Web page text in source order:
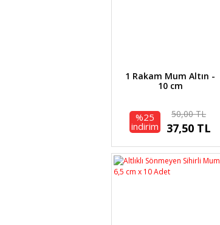
1 Rakam Mum Altın -
10 cm
%25
indirim
50,00 TL
37,50 TL